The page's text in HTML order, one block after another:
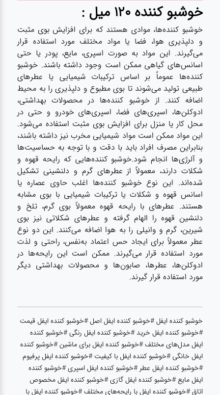
سرویس های
چینی تقدس
خوشبو کننده 120 میل :
خوشبو کننده‌ها، موادی هستند که برای افزایش بوی مثبت
و دلپذیری هوا، فضا یا مواد مختلف مورد استفاده قرار
می‌گیرند. این مواد به صورت اسپری، مایع، پودر یا حتی
اسانس‌های گیاهی ممکن است وجود داشته باشند. خوشبو
کننده‌ها عموماً بر اساس ترکیبات شیمیایی یا عطرهای
طبیعی تولید می‌شوند تا بوی مطبوع و دلپذیری را به محیط
اضافه کنند. از خوشبو کننده‌ها در محصولات بهداشتی،
ادوکلن‌ها، اسپری‌های فضا، اسپری‌های خودرو و حتی در
محل کار یا منزل برای افزایش بوی مثبت استفاده می‌شود.
این مواد ممکن است مواد شیمیایی مخرب نیز داشته باشند،
بنابراین مصرف افراد باید با دقت و با توجه به حساسیت‌ها
و آلرژی‌ها انجام شود.خوشبو کننده‌هایی که رایحه قهوه و
شکلات دارند، معمولاً از عطرهای گرم و دلنشینی تشکیل
شده‌اند. این نوع خوشبو کننده‌ها اغلب حاوی عصاره یا
اسانس قهوه و شکلات یا ترکیبات شیمیایی با بوی مشابه
هستند. عطرهای با رایحه قهوه معمولاً بوی گرم، تلخ و
دلنشین قهوه را الهام گرفته و عطرهای شکلاتی نیز بوی
شیرین، گرم و وانیلی را به هوا اضافه می‌کنند. این دو نوع
عطر معمولاً برای ایجاد حس اعتماد به‌نفس، راحتی و لذت
مورد استفاده قرار می‌گیرند. ممکن است این رایحه‌ها در
ادوکلن‌ها، عطرها، صابون‌ها و محصولات بهداشتی دیگر
مورد استفاده قرار گیرند.
خوشبو کننده ایفل #خوشبو کننده ایفل اصل #خوشبو کننده ایفل قیمت
#خوشبو کننده ایفل خرید #خوشبو کننده ایفل رنگی #خوشبو کننده
ایفل مدل‌های مختلف #خوشبو کننده ایفل برای ماشین #خوشبو کننده
ایفل خانگی #خوشبو کننده ایفل با کیفیت #خوشبو کننده ایفل پرفیوم
#خوشبو کننده ایفل عطر #خوشبو کننده ایفل اسپری #خوشبو کننده
ایفل مایع #خوشبو کننده ایفل گازی #خوشبو کننده ایفل مخصوص
اتاق #خوشبو کننده ایفل با رایحه‌های مختلف #خوشبو کننده ایفل با